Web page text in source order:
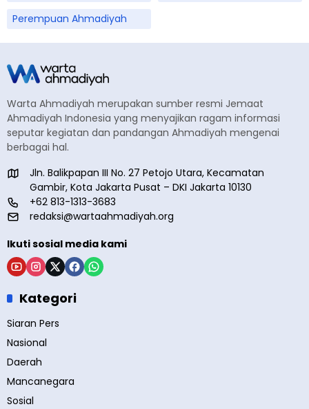
Perempuan Ahmadiyah
Warta Ahmadiyah merupakan sumber resmi Jemaat
Ahmadiyah Indonesia yang menyajikan ragam informasi
seputar kegiatan dan pandangan Ahmadiyah mengenai
berbagai hal.
Jln. Balikpapan III No. 27 Petojo Utara, Kecamatan
Gambir, Kota Jakarta Pusat – DKI Jakarta 10130
+62 813-1313-3683
redaksi@wartaahmadiyah.org
Ikuti sosial media kami
Kategori
Siaran Pers
Nasional
Daerah
Mancanegara
Sosial